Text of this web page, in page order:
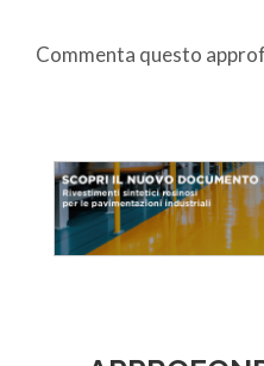
Commenta questo